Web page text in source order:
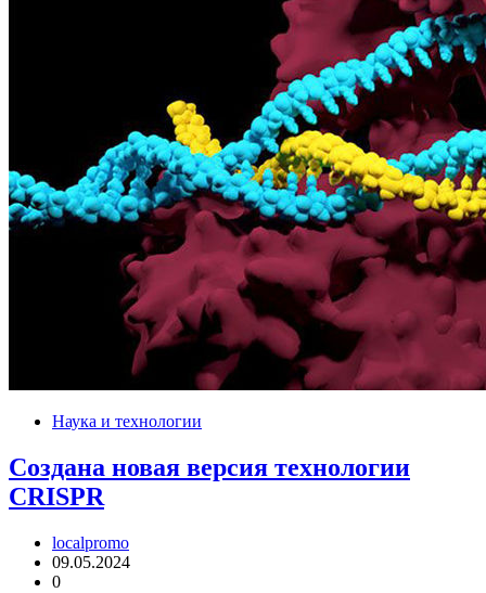
Наука и технологии
Создана новая версия технологии
CRISPR
localpromo
09.05.2024
0